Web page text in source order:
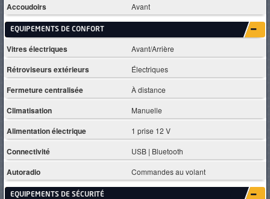
Accoudoirs Avant
EQUIPEMENTS DE CONFORT
Vitres électriques Avant/Arrière
Rétroviseurs extérieurs Électriques
Fermeture centralisée À distance
Climatisation Manuelle
Alimentation électrique 1 prise 12 V
Connectivité USB | Bluetooth
Autoradio Commandes au volant
EQUIPEMENTS DE SÉCURITÉ